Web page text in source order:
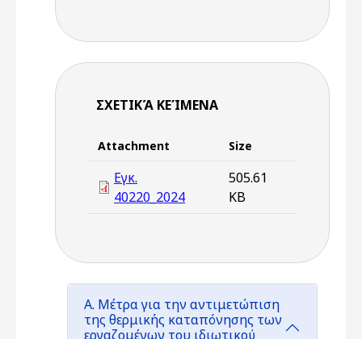
ΣΧΕΤΙΚΆ ΚΕΊΜΕΝΑ
Attachment Size
Εγκ.
40220_2024
505.61
KB
Α. Μέτρα για την αντιμετώπιση
της θερμικής καταπόνησης των
εργαζομένων του ιδιωτικού